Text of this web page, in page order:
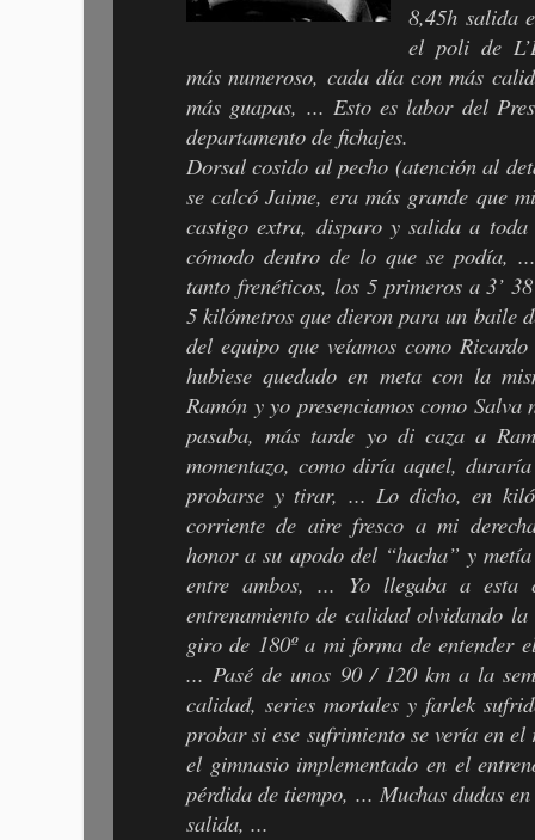
8,45h salida
el poli de
más numeroso, cada día con más
más guapas, ... Esto es labor del
departamento de fichajes.
Dorsal cosido al pecho (atención al
se calcó Jaime, era más grande que
castigo extra, disparo y salida a toda
cómodo dentro de lo que se podía,
tanto frenéticos, los 5 primeros a 3’
5 kilómetros que dieron para un baile
del equipo que veíamos como
hubiese quedado en meta con la
Ramón y yo presenciamos como
pasaba, más tarde yo di caza a
momentazo, como diría aquel,
probarse y tirar, ... Lo dicho, en
corriente de aire fresco a mi
honor a su apodo del “hacha” y
entre ambos, ... Yo llegaba a
entrenamiento de calidad olvidando
giro de 180º a mi forma de entender
... Pasé de unos 90 / 120 km a la
calidad, series mortales y farlek
probar si ese sufrimiento se vería en
el gimnasio implementado en el
pérdida de tiempo, ... Muchas dudas
salida, ...